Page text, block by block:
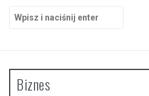
Szukaj:
Biznes